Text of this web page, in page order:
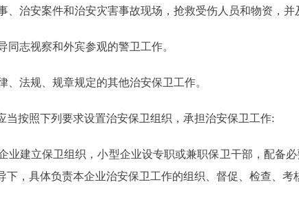
治安案件和治安灾害事故现场，抢救受伤人员和物资，并
志视察和外宾参观的警卫工作。
法规、规章规定的其他治安保卫工作。
按照下列要求设置治安保卫组织，承担治安保卫工作:
建立保卫组织，小型企业设专职或兼职保卫干部，配备
下，具体负责本企业治安保卫工作的组织、督促、检查、考